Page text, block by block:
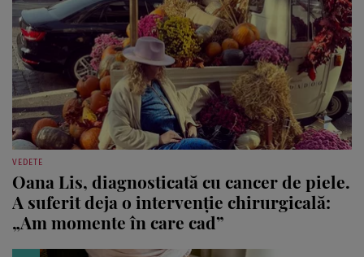
Oana Lis, diagnosticată cu cancer de piele.
A suferit deja o intervenție chirurgicală:
„Am momente în care cad”